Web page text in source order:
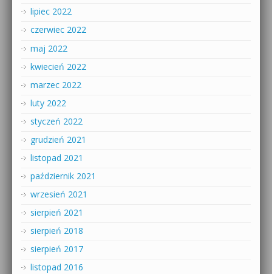
lipiec 2022
czerwiec 2022
maj 2022
kwiecień 2022
marzec 2022
luty 2022
styczeń 2022
grudzień 2021
listopad 2021
październik 2021
wrzesień 2021
sierpień 2021
sierpień 2018
sierpień 2017
listopad 2016